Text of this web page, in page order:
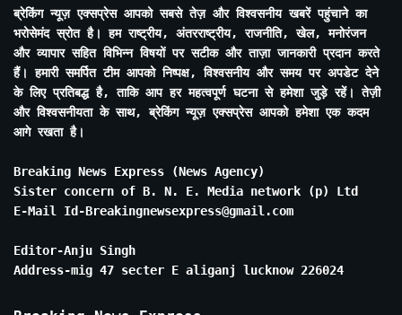
ब्रेकिंग न्यूज़ एक्सप्रेस आपको सबसे तेज़ और विश्वसनीय खबरें पहुंचाने का
भरोसेमंद स्रोत है। हम राष्ट्रीय, अंतरराष्ट्रीय, राजनीति, खेल, मनोरंजन
और व्यापार सहित विभिन्न विषयों पर सटीक और ताज़ा जानकारी प्रदान करते
हैं। हमारी समर्पित टीम आपको निष्पक्ष, विश्वसनीय और समय पर अपडेट देने
के लिए प्रतिबद्ध है, ताकि आप हर महत्वपूर्ण घटना से हमेशा जुड़े रहें। तेज़ी
और विश्वसनीयता के साथ, ब्रेकिंग न्यूज़ एक्सप्रेस आपको हमेशा एक कदम
आगे रखता है।
Breaking News Express (News Agency)
Sister concern of B. N. E. Media network (p) Ltd
E-Mail Id-Breakingnewsexpress@gmail.com
Editor-Anju Singh
Address-mig 47 secter E aliganj lucknow 226024